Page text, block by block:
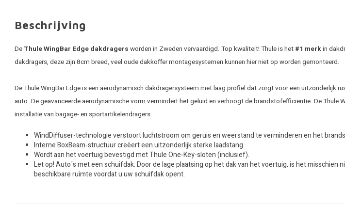
Beschrijving
De Thule WingBar Edge dakdragers worden in Zweden vervaardigd. Top kwaliteit! Thule is het #1 merkin
dakdragers, deze zijn 8cm breed, veel oude dakkoffer montagesystemen kunnen hier niet op worden gemonteerd.
De Thule WingBar Edge is een aerodynamisch dakdragersysteem met laag profiel dat zorgt voor een
auto. De geavanceerde aerodynamische vorm vermindert het geluid en verhoogt de brandstofefficiëntie. De
installatie van bagage- en sportartikelendragers.
WindDiffuser-technologie verstoort luchtstroom om geruis en weerstand te verminderen en het
Interne BoxBeam-structuur creëert een uitzonderlijk sterke laadstang.
Wordt aan het voertuig bevestigd met Thule One-Key-sloten (inclusief).
Let op! Auto´s met een schuifdak: Door de lage plaatsing op het dak van het voertuig, is het
beschikbare ruimte voordat u uw schuifdak opent.